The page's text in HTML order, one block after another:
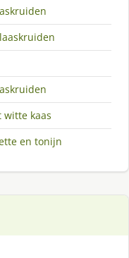
witte kaas
en tonijn